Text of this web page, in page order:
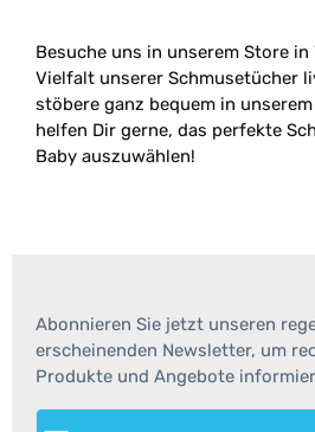
Besuche uns in unserem Store in
Vielfalt unserer Schmusetücher
stöbere ganz bequem in
helfen Dir gerne, das perfekte
Baby auszuwählen!
Abonnieren Sie jetzt unseren
erscheinenden Newsletter, um
Produkte und Angebote
E-Mail-Adresse*